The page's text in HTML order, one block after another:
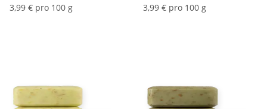
3,99 € pro 100 g
3,99 € pro 100 g